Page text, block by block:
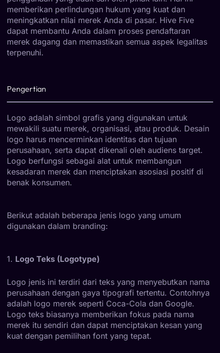
memberikan perlindungan hukum yang kuat dan
meningkatkan nilai merek Anda di pasar. Hive Five
dapat membantu Anda dalam proses pendaftaran
merek dagang dan memastikan semua aspek legalitas
terpenuhi.
Pengertian
Logo adalah simbol grafis yang digunakan untuk
mewakili suatu merek, organisasi, atau produk. Desain
logo harus mencerminkan identitas dan tujuan
perusahaan, serta dapat dikenali oleh audiens target.
Logo berfungsi sebagai alat untuk membangun
kesadaran merek dan menciptakan asosiasi positif di
benak konsumen.
Berikut adalah beberapa jenis logo yang umum
digunakan dalam branding:
1. Logo Teks (Logotype)
Logo jenis ini terdiri dari teks yang menyebutkan nama
perusahaan dengan gaya tipografi tertentu. Contohnya
adalah logo merek seperti Coca-Cola dan Google.
Logo teks biasanya memberikan fokus pada nama
merek itu sendiri dan dapat menciptakan kesan yang
kuat dengan pemilihan font yang tepat.